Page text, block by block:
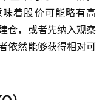
着股价可能略有高
仓，或者先纳入观察
依然能够获得相对可